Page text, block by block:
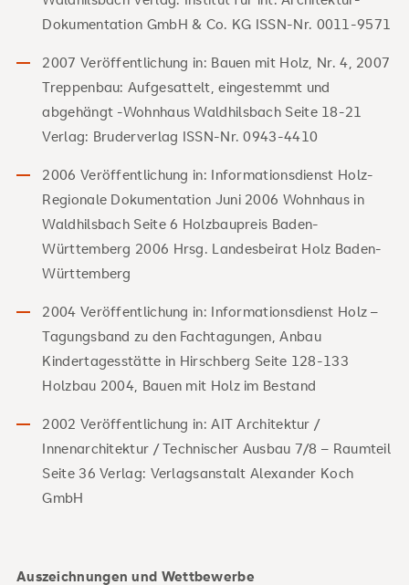
Dokumentation GmbH & Co. KG ISSN-Nr. 0011-9571
2007 Veröffentlichung in: Bauen mit Holz, Nr. 4, 2007
Treppenbau: Aufgesattelt, eingestemmt und
abgehängt -Wohnhaus Waldhilsbach Seite 18-21
Verlag: Bruderverlag ISSN-Nr. 0943-4410
2006 Veröffentlichung in: Informationsdienst Holz-
Regionale Dokumentation Juni 2006 Wohnhaus in
Waldhilsbach Seite 6 Holzbaupreis Baden-
Württemberg 2006 Hrsg. Landesbeirat Holz Baden-
Württemberg
2004 Veröffentlichung in: Informationsdienst Holz –
Tagungsband zu den Fachtagungen, Anbau
Kindertagesstätte in Hirschberg Seite 128-133
Holzbau 2004, Bauen mit Holz im Bestand
2002 Veröffentlichung in: AIT Architektur /
Innenarchitektur / Technischer Ausbau 7/8 – Raumteil
Seite 36 Verlag: Verlagsanstalt Alexander Koch
GmbH
Auszeichnungen und Wettbewerbe